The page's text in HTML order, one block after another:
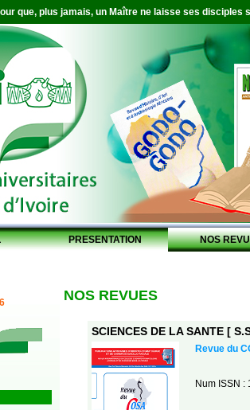
que, plus jamais, un Maître ne laisse ses disciples
PRESENTATION NOS
NOS REVUES
SCIENCES DE LA SANTE [
Revue du
Num ISSN :